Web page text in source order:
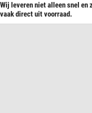
Wij leveren niet alleen snel en
vaak direct uit voorraad.